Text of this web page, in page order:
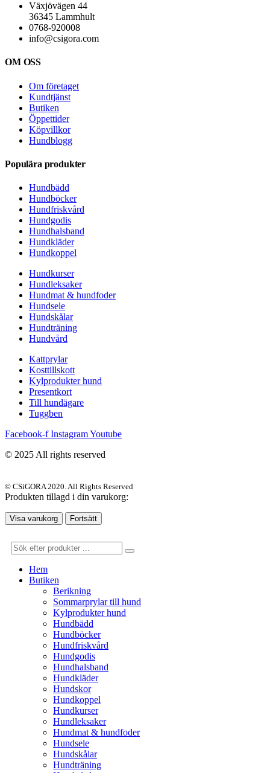
Växjövägen 44
36345 Lammhult
0768-920008
info@csigora.com
OM OSS
Om företaget
Kundtjänst
Butiken
Öppettider
Köpvillkor
Hundblogg
Populära produkter
Hundbädd
Hundböcker
Hundfriskvård
Hundgodis
Hundhalsband
Hundkläder
Hundkoppel
Hundkurser
Hundleksaker
Hundmat & hundfoder
Hundsele
Hundskålar
Hundträning
Hundvård
Kattprylar
Kosttillskott
Kylprodukter hund
Presentkort
Till hundägare
Tuggben
Facebook-f InstagramYoutube
© 2025 All rights reserved
© CSiGORA 2020. All Rights Reserved
Produkten tillagd i din varukorg:
Visa varukorg Fortsätt
Hem
Butiken
Berikning
Sommarprylar till hund
Kylprodukter hund
Hundbädd
Hundböcker
Hundfriskvård
Hundgodis
Hundhalsband
Hundkläder
Hundskor
Hundkoppel
Hundkurser
Hundleksaker
Hundmat & hundfoder
Hundsele
Hundskålar
Hundträning